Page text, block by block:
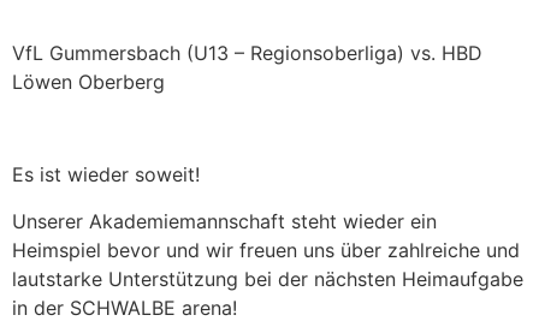
VfL Gummersbach (U13 – Regionsoberliga) vs. HBD
Löwen Oberberg
Es ist wieder soweit!
Unserer Akademiemannschaft steht wieder ein
Heimspiel bevor und wir freuen uns über zahlreiche und
lautstarke Unterstützung bei der nächsten Heimaufgabe
in der SCHWALBE arena!